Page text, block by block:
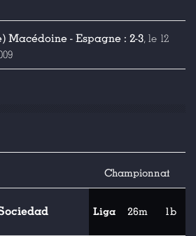
Macédoine - Espagne : 2-3, le 12
Championnat
Liga 26m 1b